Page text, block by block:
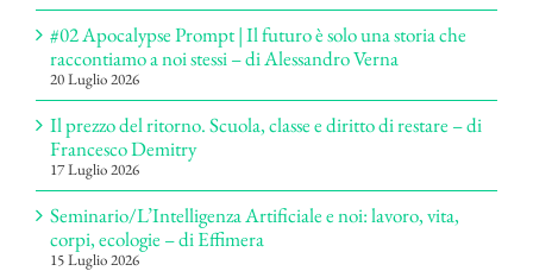
#02 Apocalypse Prompt | Il futuro è solo una storia che
raccontiamo a noi stessi – di Alessandro Verna
20 Luglio 2026
Il prezzo del ritorno. Scuola, classe e diritto di restare – di
Francesco Demitry
17 Luglio 2026
Seminario/L’Intelligenza Artificiale e noi: lavoro, vita,
corpi, ecologie – di Effimera
15 Luglio 2026